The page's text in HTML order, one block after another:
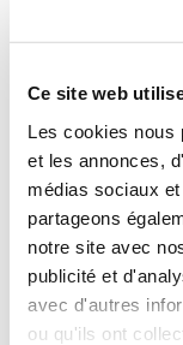
Ce site web
Les cookies nous
et les annonces,
médias sociaux
partageons
notre site avec
publicité et
avec d'autres
ou qu'ils ont
Jean François
L’ART DES
MESSAGE
POILUS